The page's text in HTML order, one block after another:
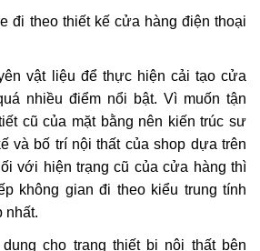
đi theo thiết kế cửa hàng điện thoại
vật liệu để thực hiện cải tạo cửa
nhiều điểm nổi bật. Vì muốn tận
cũ của mặt bằng nên kiến trúc sư
và bố trí nội thất của shop dựa trên
với hiện trạng cũ của cửa hàng thì
không gian đi theo kiểu trung tính
nhất.
cho trang thiết bị nội thất bên